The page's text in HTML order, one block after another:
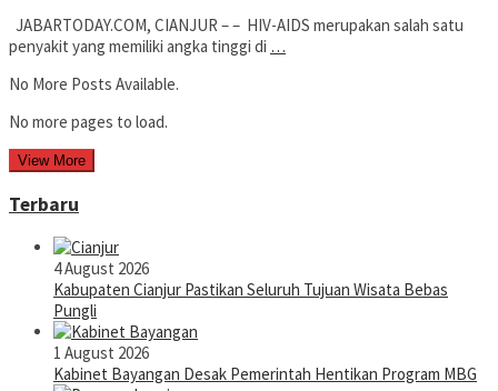
JABARTODAY.COM, CIANJUR – – HIV-AIDS merupakan salah satu
penyakit yang memiliki angka tinggi di …
No More Posts Available.
No more pages to load.
View More
Terbaru
4 August 2026
Kabupaten Cianjur Pastikan Seluruh Tujuan Wisata Bebas
Pungli
1 August 2026
Kabinet Bayangan Desak Pemerintah Hentikan Program MBG